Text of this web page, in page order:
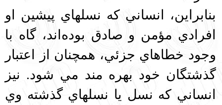
بنابراين، انساني كه نسلهاي پيشين او
افرادي مؤمن و صادق بوده‌‌اند، گاه با
وجود خطاهاي جزئي، همچنان از اعتبار
گذشتگان خود بهره مند مي شود. نيز
انساني كه نسل يا نسلهاي گذشته وي